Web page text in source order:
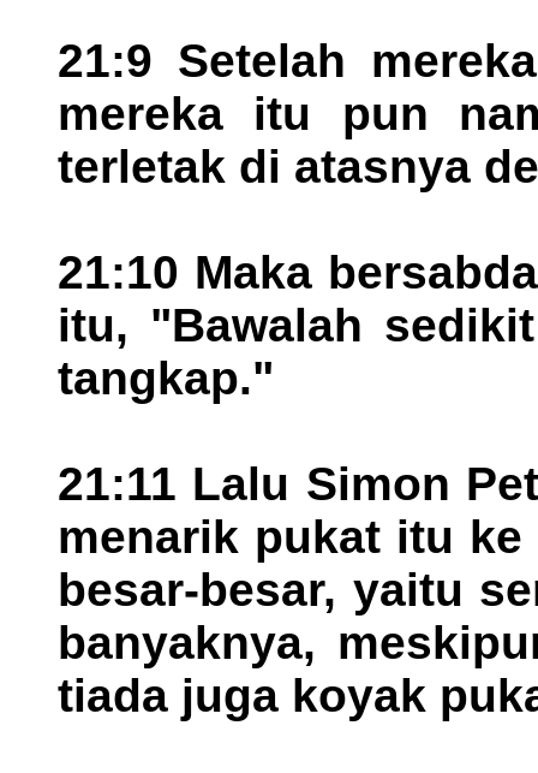
21:9 Setelah
mereka itu pun
terletak di atasnya
21:10 Maka
itu, "Bawalah
tangkap."
21:11 Lalu Simon
menarik pukat itu
besar-besar, yaitu
banyaknya,
tiada juga koyak